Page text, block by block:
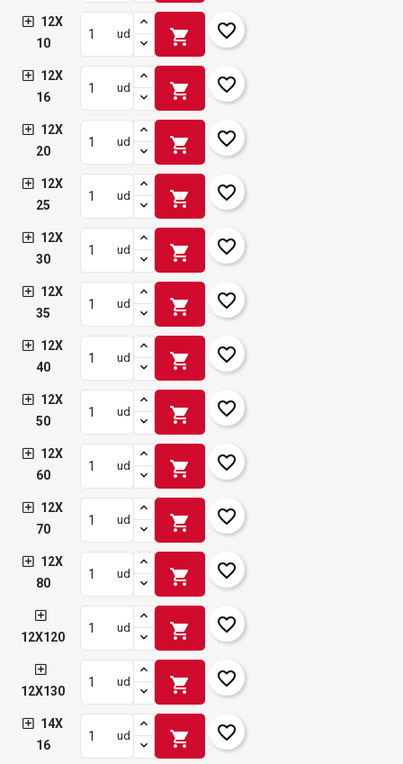
12X
10
ud shopping_cart favorite_border
12X
16
ud shopping_cart favorite_border
12X
20
ud shopping_cart favorite_border
12X
25
ud shopping_cart favorite_border
12X
30
ud shopping_cart favorite_border
12X
35
ud shopping_cart favorite_border
12X
40
ud shopping_cart favorite_border
12X
50
ud shopping_cart favorite_border
12X
60
ud shopping_cart favorite_border
12X
70
ud shopping_cart favorite_border
12X
80
ud shopping_cart favorite_border
12X120
ud shopping_cart favorite_border
12X130
ud shopping_cart favorite_border
14X
16
ud shopping_cart favorite_border